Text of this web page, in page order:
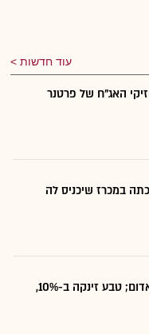
עוד חדשות
האג"ח של פרטנר
במכרז שיכניס לה
הבורסה בתל אביב ננעלה באדום; טבע זינקה ב-10%,